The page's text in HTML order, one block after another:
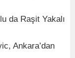
da Raşit Yakalı
Ankara’dan